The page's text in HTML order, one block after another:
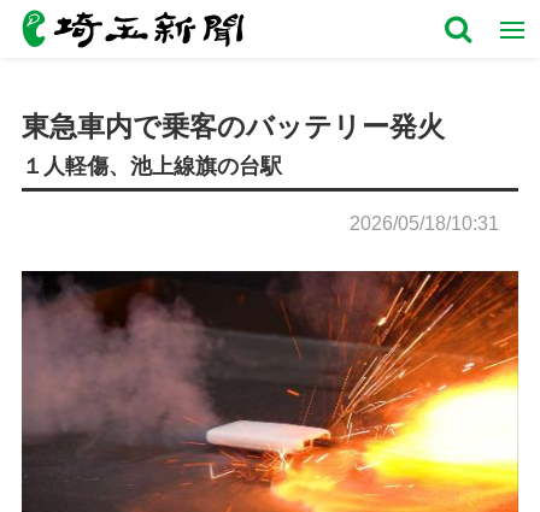
東急車内で乗客のバッテリー発火
１人軽傷、池上線旗の台駅
2026/05/18/10:31